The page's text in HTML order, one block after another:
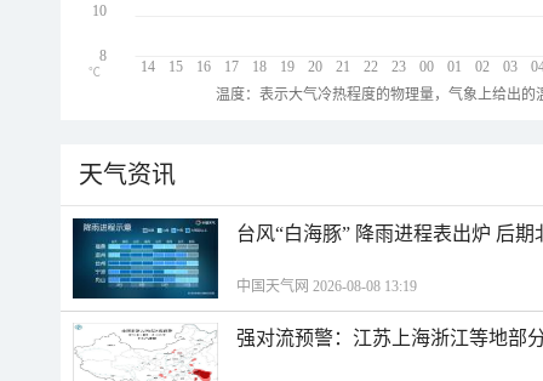
14 15 16 17 18 19 20 21 22 23 00 01 02 03
10
8
℃
温度：表示大气冷热程度的物理量，气象上给出
天气资讯
台风“白海豚” 降雨进程表出炉 后
中国天气网 2026-08-08 13:19
强对流预警：江苏上海浙江等地部